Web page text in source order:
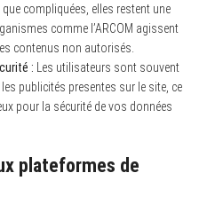
que compliquées, elles restent une
comme l’ARCOM agissent
contenus non autorisés.
: Les utilisateurs sont souvent
publicités presentes sur le site, ce
pour la sécurité de vos données
plateformes de